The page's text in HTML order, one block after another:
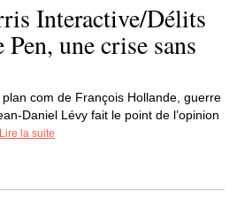
Interactive/Délits
une crise sans
com de François Hollande, guerre
Daniel Lévy fait le point de l’opinion
Lire la suite